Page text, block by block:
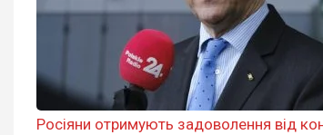
Росіяни отримують задоволення від